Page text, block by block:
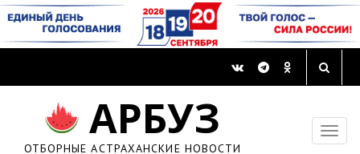
АРБУЗ
ОТБОРНЫЕ АСТРАХАНСКИЕ НОВОСТИ